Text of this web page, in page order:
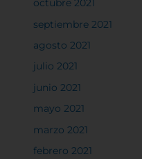
octubre 2021
septiembre 2021
agosto 2021
julio 2021
junio 2021
mayo 2021
marzo 2021
febrero 2021